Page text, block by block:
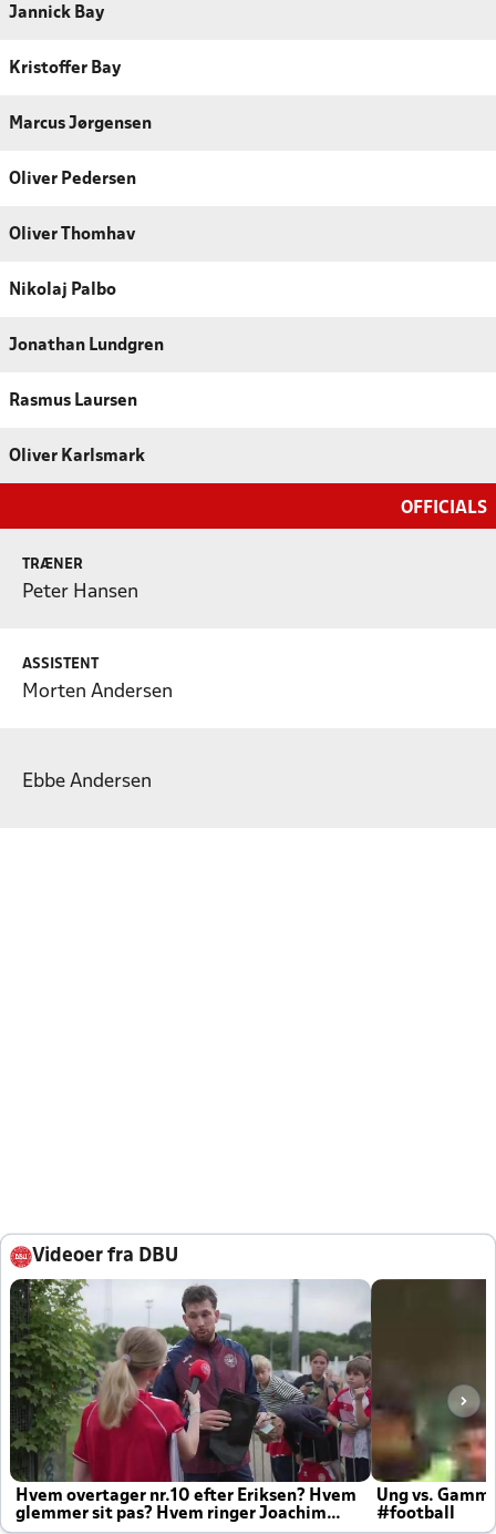
Jannick Bay
Kristoffer Bay
Marcus Jørgensen
Oliver Pedersen
Oliver Thomhav
Nikolaj Palbo
Jonathan Lundgren
Rasmus Laursen
Oliver Karlsmark
OFFICIALS
TRÆNER
Peter Hansen
ASSISTENT
Morten Andersen
Ebbe Andersen
Videoer fra DBU
Hvem overtager nr.10 efter Eriksen? Hvem
glemmer sit pas? Hvem ringer Joachim
Ung vs.
#football